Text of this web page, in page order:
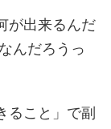
が出来るんだ
んだろうっ
ること」で副